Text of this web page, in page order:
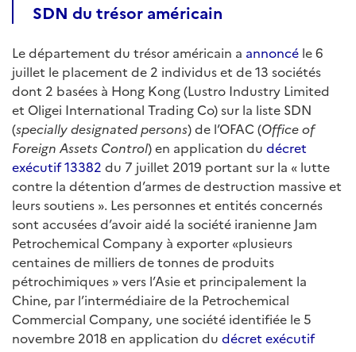
SDN du trésor américain
Le département du trésor américain a annoncé le 6
juillet le placement de 2 individus et de 13 sociétés
dont 2 basées à Hong Kong (Lustro Industry Limited
et Oligei International Trading Co) sur la liste SDN
(specially designated persons) de l’OFAC (Office of
Foreign Assets Control) en application du décret
exécutif 13382 du 7 juillet 2019 portant sur la « lutte
contre la détention d’armes de destruction massive et
leurs soutiens ». Les personnes et entités concernés
sont accusées d’avoir aidé la société iranienne Jam
Petrochemical Company à exporter «plusieurs
centaines de milliers de tonnes de produits
pétrochimiques » vers l’Asie et principalement la
Chine, par l’intermédiaire de la Petrochemical
Commercial Company, une société identifiée le 5
novembre 2018 en application du décret exécutif